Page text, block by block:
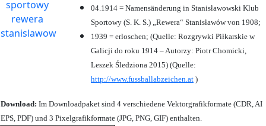
04.1914 = Namensänderung in Stanisławowski Klub
Sportowy (S. K. S.) „Rewera“ Stanisławów von 1908;
1939 = erloschen; (Quelle: Rozgrywki Piłkarskie w
Galicji do roku 1914 – Autorzy: Piotr Chomicki,
Leszek Śledziona 2015) (Quelle:
http://www.fussballabzeichen.at )
Download: Im Downloadpaket sind 4 verschiedene Vektorgrafikformate (CDR, AI
EPS, PDF) und 3 Pixelgrafikformate (JPG, PNG, GIF) enthalten.